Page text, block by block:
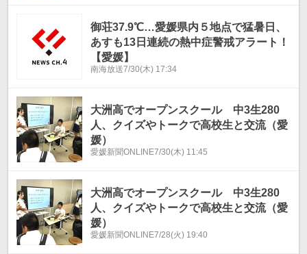
御荘37.9℃…愛媛県内５地点で猛暑日、
あすも13日連続の熱中症警戒アラート！
【愛媛】
南海放送7/30(木) 17:34
大洲高でオープンスクール 中3生280
人、クイズやトークで高校生と交流（愛
媛）
愛媛新聞ONLINE7/30(木) 11:45
大洲高でオープンスクール 中3生280
人、クイズやトークで高校生と交流（愛
媛）
愛媛新聞ONLINE7/28(火) 19:40